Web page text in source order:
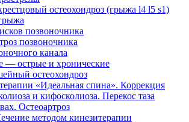
остеохондроз (грыжа l4 l5 s1)
позвоночника
позвоночника
канала
— острые и хронические
остеохондроз
«Идеальная спина». Коррекция
и кифосколиоза. Перекос таза
Остеоартроз
методом кинезитерапии